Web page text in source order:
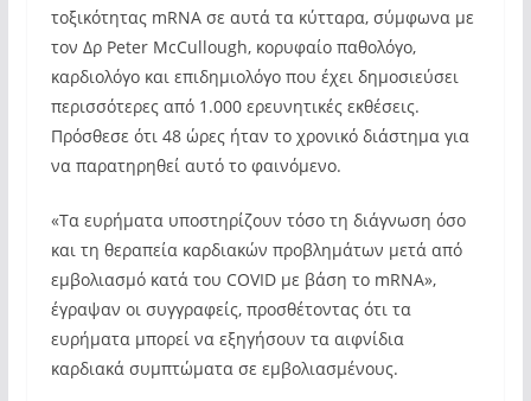
τοξικότητας mRNA σε αυτά τα κύτταρα, σύμφωνα με
τον Δρ Peter McCullough, κορυφαίο παθολόγο,
καρδιολόγο και επιδημιολόγο που έχει δημοσιεύσει
περισσότερες από 1.000 ερευνητικές εκθέσεις.
Πρόσθεσε ότι 48 ώρες ήταν το χρονικό διάστημα για
να παρατηρηθεί αυτό το φαινόμενο.
«Τα ευρήματα υποστηρίζουν τόσο τη διάγνωση όσο
και τη θεραπεία καρδιακών προβλημάτων μετά από
εμβολιασμό κατά του COVID με βάση το mRNA»,
έγραψαν οι συγγραφείς, προσθέτοντας ότι τα
ευρήματα μπορεί να εξηγήσουν τα αιφνίδια
καρδιακά συμπτώματα σε εμβολιασμένους.